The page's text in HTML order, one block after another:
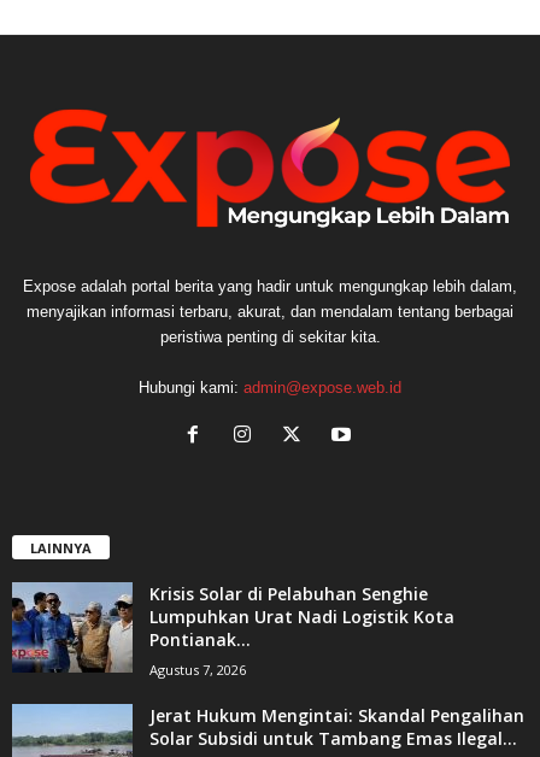
Expose adalah portal berita yang hadir untuk mengungkap lebih dalam,
menyajikan informasi terbaru, akurat, dan mendalam tentang berbagai
peristiwa penting di sekitar kita.
Hubungi kami: admin@expose.web.id
LAINNYA
Krisis Solar di Pelabuhan Senghie
Lumpuhkan Urat Nadi Logistik Kota
Pontianak...
Agustus 7, 2026
Jerat Hukum Mengintai: Skandal Pengalihan
Solar Subsidi untuk Tambang Emas Ilegal...